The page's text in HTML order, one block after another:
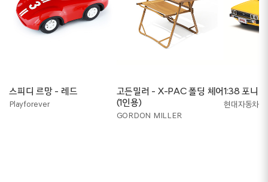
스피디 르망 - 레드
Playforever
고든밀러 - X-PAC 폴딩 체어
(1인용)
GORDON MILLER
1:38 포니
현대자동차